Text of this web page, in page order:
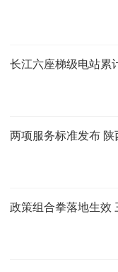
长江六座梯级电站累
两项服务标准发布
政策组合拳落地生效